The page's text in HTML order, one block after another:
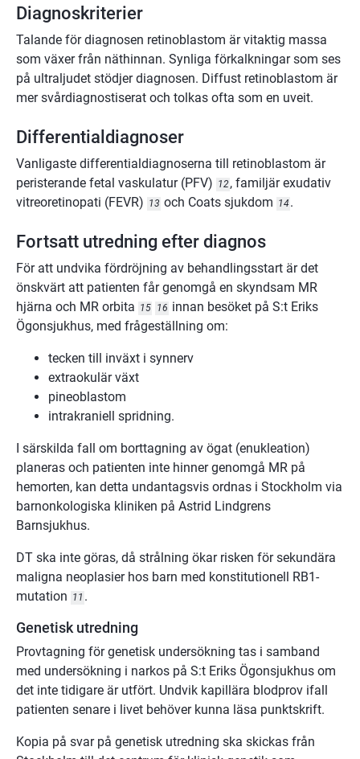
Diagnoskriterier
Talande för diagnosen retinoblastom är vitaktig massa
som växer från näthinnan. Synliga förkalkningar som ses
på ultraljudet stödjer diagnosen. Diffust retinoblastom är
mer svårdiagnostiserat och tolkas ofta som en uveit.
Differentialdiagnoser
Vanligaste differentialdiagnoserna till retinoblastom är
peristerande fetal vaskulatur (PFV) 12 , familjär exudativ
vitreoretinopati (FEVR) 13 och Coats sjukdom 14 .
Fortsatt utredning efter diagnos
För att undvika fördröjning av behandlingsstart är det
önskvärt att patienten får genomgå en skyndsam MR
hjärna och MR orbita 15 16 innan besöket på S:t Eriks
Ögonsjukhus, med frågeställning om:
tecken till inväxt i synnerv
extraokulär växt
pineoblastom
intrakraniell spridning.
I särskilda fall om borttagning av ögat (enukleation)
planeras och patienten inte hinner genomgå MR på
hemorten, kan detta undantagsvis ordnas i Stockholm via
barnonkologiska kliniken på Astrid Lindgrens
Barnsjukhus.
DT ska inte göras, då strålning ökar risken för sekundära
maligna neoplasier hos barn med konstitutionell RB1-
mutation 11 .
Genetisk utredning
Provtagning för genetisk undersökning tas i samband
med undersökning i narkos på S:t Eriks Ögonsjukhus om
det inte tidigare är utfört. Undvik kapillära blodprov ifall
patienten senare i livet behöver kunna läsa punktskrift.
Kopia på svar på genetisk utredning ska skickas från